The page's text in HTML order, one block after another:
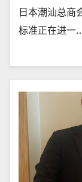
日本潮汕总商
标准正在进一